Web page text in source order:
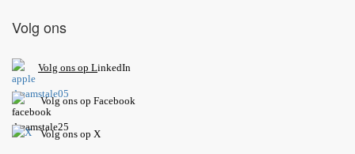
Volg ons
Volg ons op LinkedIn
Volg ons op Facebook
Volg ons op X